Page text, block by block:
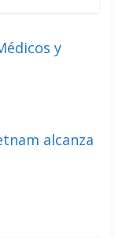
y
alcanza